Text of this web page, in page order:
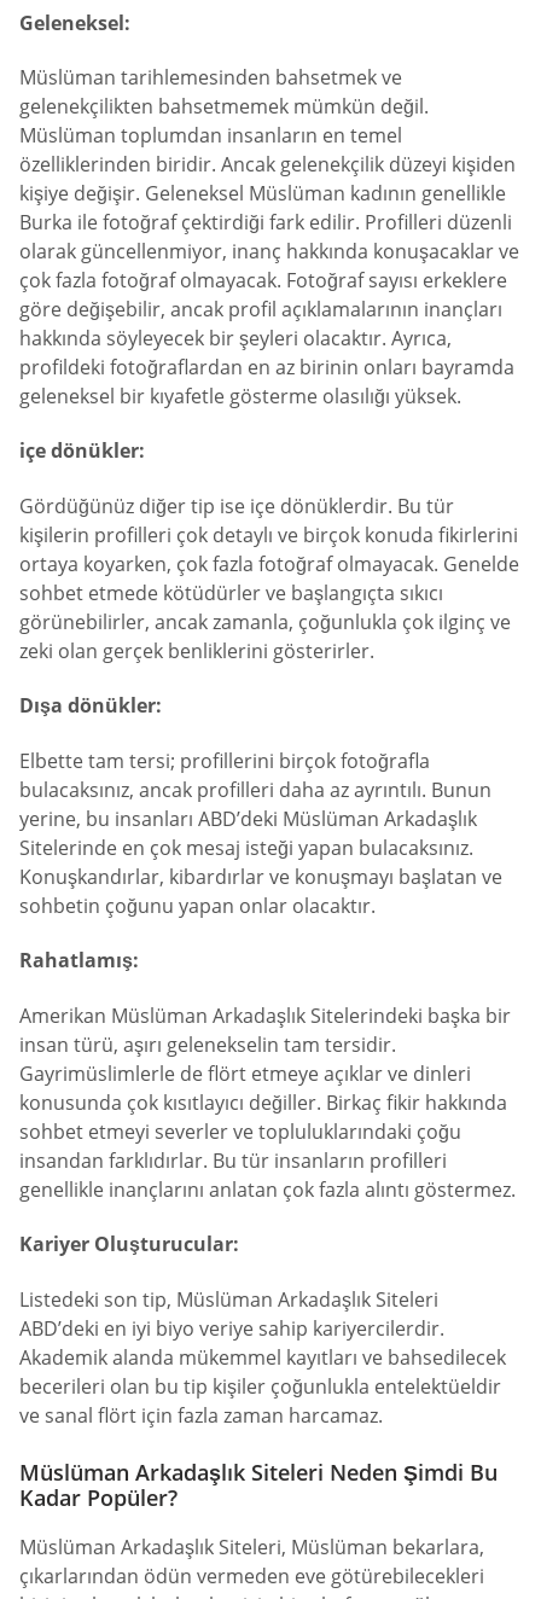
Geleneksel:
Müslüman tarihlemesinden bahsetmek ve
gelenekçilikten bahsetmemek mümkün değil.
Müslüman toplumdan insanların en temel
özelliklerinden biridir. Ancak gelenekçilik düzeyi kişiden
kişiye değişir. Geleneksel Müslüman kadının genellikle
Burka ile fotoğraf çektirdiği fark edilir. Profilleri düzenli
olarak güncellenmiyor, inanç hakkında konuşacaklar ve
çok fazla fotoğraf olmayacak. Fotoğraf sayısı erkeklere
göre değişebilir, ancak profil açıklamalarının inançları
hakkında söyleyecek bir şeyleri olacaktır. Ayrıca,
profildeki fotoğraflardan en az birinin onları bayramda
geleneksel bir kıyafetle gösterme olasılığı yüksek.
içe dönükler:
Gördüğünüz diğer tip ise içe dönüklerdir. Bu tür
kişilerin profilleri çok detaylı ve birçok konuda fikirlerini
ortaya koyarken, çok fazla fotoğraf olmayacak. Genelde
sohbet etmede kötüdürler ve başlangıçta sıkıcı
görünebilirler, ancak zamanla, çoğunlukla çok ilginç ve
zeki olan gerçek benliklerini gösterirler.
Dışa dönükler:
Elbette tam tersi; profillerini birçok fotoğrafla
bulacaksınız, ancak profilleri daha az ayrıntılı. Bunun
yerine, bu insanları ABD’deki Müslüman Arkadaşlık
Sitelerinde en çok mesaj isteği yapan bulacaksınız.
Konuşkandırlar, kibardırlar ve konuşmayı başlatan ve
sohbetin çoğunu yapan onlar olacaktır.
Rahatlamış:
Amerikan Müslüman Arkadaşlık Sitelerindeki başka bir
insan türü, aşırı gelenekselin tam tersidir.
Gayrimüslimlerle de flört etmeye açıklar ve dinleri
konusunda çok kısıtlayıcı değiller. Birkaç fikir hakkında
sohbet etmeyi severler ve topluluklarındaki çoğu
insandan farklıdırlar. Bu tür insanların profilleri
genellikle inançlarını anlatan çok fazla alıntı göstermez.
Kariyer Oluşturucular:
Listedeki son tip, Müslüman Arkadaşlık Siteleri
ABD’deki en iyi biyo veriye sahip kariyercilerdir.
Akademik alanda mükemmel kayıtları ve bahsedilecek
becerileri olan bu tip kişiler çoğunlukla entelektüeldir
ve sanal flört için fazla zaman harcamaz.
Müslüman Arkadaşlık Siteleri Neden Şimdi Bu
Kadar Popüler?
Müslüman Arkadaşlık Siteleri, Müslüman bekarlara,
çıkarlarından ödün vermeden eve götürebilecekleri